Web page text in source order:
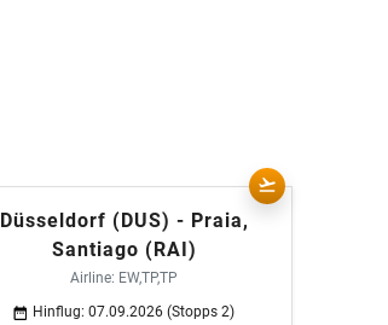
Düsseldorf (DUS) - Praia,
Santiago (RAI)
Airline: EW,TP,TP
Hinflug: 07.09.2026 (Stopps 2)